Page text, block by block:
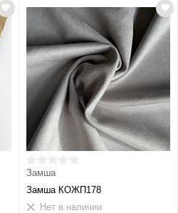
Замша
Замша КОЖП178
Нет в наличии